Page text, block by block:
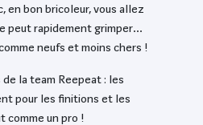
en bon bricoleur, vous allez
peut rapidement grimper…
neufs et moins chers !
la team Reepeat : les
pour les finitions et les
comme un pro !